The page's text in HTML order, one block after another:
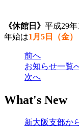
《休館日》 平成29年
年始は1月5日（金
前へ
お知らせ一覧
次へ
What's New
新大阪支部か